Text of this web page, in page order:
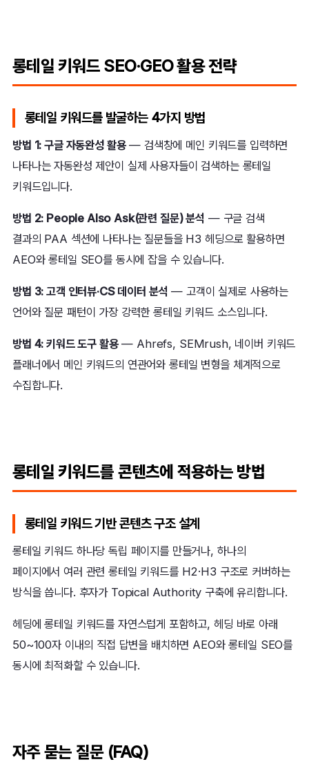
롱테일 키워드 SEO·GEO 활용 전략
롱테일 키워드를 발굴하는 4가지 방법
방법 1: 구글 자동완성 활용— 검색창에 메인 키워드를 입력하면
나타나는 자동완성 제안이 실제 사용자들이 검색하는 롱테일
키워드입니다.
방법 2: People Also Ask(관련 질문) 분석 — 구글 검색
결과의 PAA 섹션에 나타나는 질문들을 H3 헤딩으로 활용하면
AEO와 롱테일 SEO를 동시에 잡을 수 있습니다.
방법 3: 고객 인터뷰·CS 데이터 분석 — 고객이 실제로 사용하는
언어와 질문 패턴이 가장 강력한 롱테일 키워드 소스입니다.
방법 4: 키워드 도구 활용— Ahrefs, SEMrush, 네이버 키워드
플래너에서 메인 키워드의 연관어와 롱테일 변형을 체계적으로
수집합니다.
롱테일 키워드를 콘텐츠에 적용하는 방법
롱테일 키워드 기반 콘텐츠 구조 설계
롱테일 키워드 하나당 독립 페이지를 만들거나, 하나의
페이지에서 여러 관련 롱테일 키워드를 H2·H3 구조로 커버하는
방식을 씁니다. 후자가 Topical Authority 구축에 유리합니다.
헤딩에 롱테일 키워드를 자연스럽게 포함하고, 헤딩 바로 아래
50~100자 이내의 직접 답변을 배치하면 AEO와 롱테일 SEO를
동시에 최적화할 수 있습니다.
자주 묻는 질문 (FAQ)